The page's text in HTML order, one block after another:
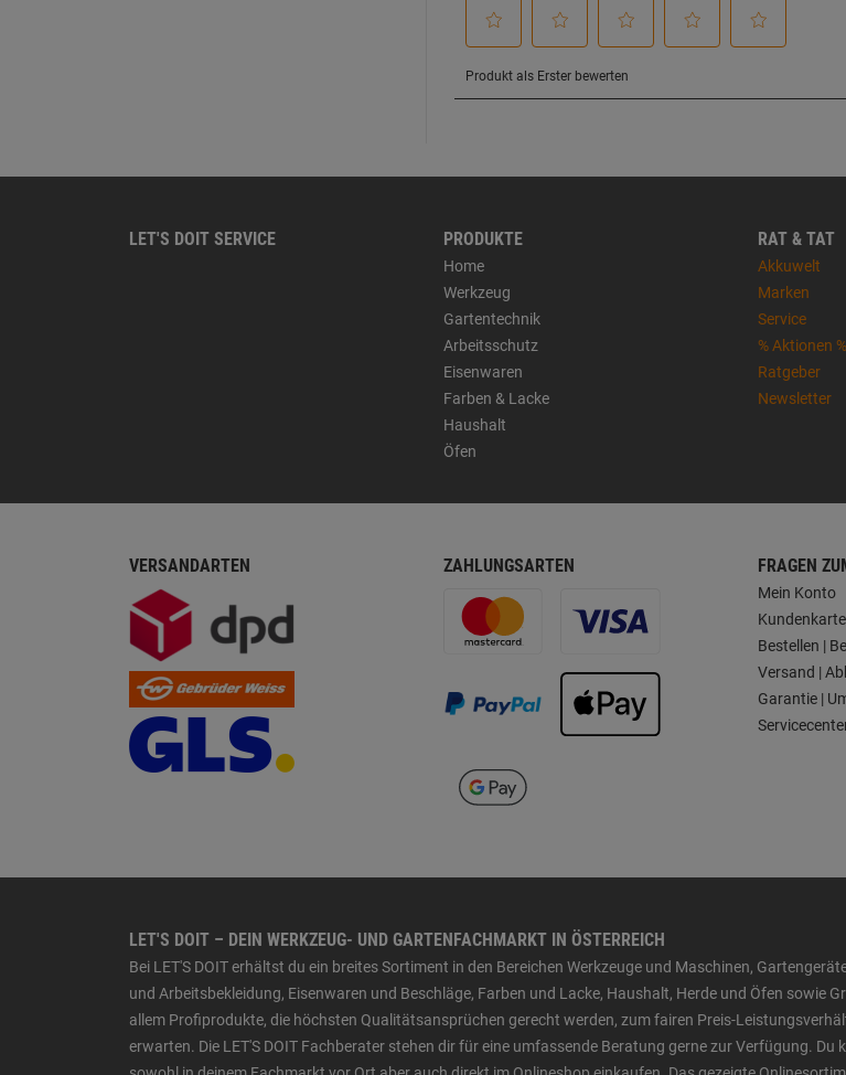
LET'S DOIT SERVICE PRODUKTE
Home
Werkzeug
Gartentechnik
Arbeitsschutz
Eisenwaren
Farben & Lacke
Haushalt
Öfen
RAT & TAT
Akkuwelt
Marken
Service
% Aktionen %
Ratgeber
Newsletter
VERSANDARTEN ZAHLUNGSARTEN FRAGEN
Mein Konto
Kundenkarte
Bestellen |
Versand |
Garantie |
LET'S DOIT – DEIN WERKZEUG- UND GARTENFACHMARKT IN ÖSTERREICH
Bei LET'S DOIT erhältst du ein breites Sortiment in den Bereichen Werkzeuge und Maschinen,
und Arbeitsbekleidung, Eisenwaren und Beschläge, Farben und Lacke, Haushalt, Herde und Öfen sowie
allem Profiprodukte, die höchsten Qualitätsansprüchen gerecht werden, zum fairen Preis-
erwarten. Die LET'S DOIT Fachberater stehen dir für eine umfassende Beratung gerne zur Verfügung. Du